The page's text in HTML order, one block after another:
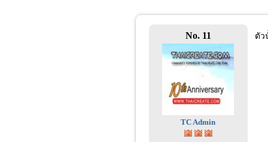
No. 11
TC Admin
ตัว